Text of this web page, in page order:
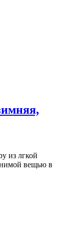
из лгкой
вещью в